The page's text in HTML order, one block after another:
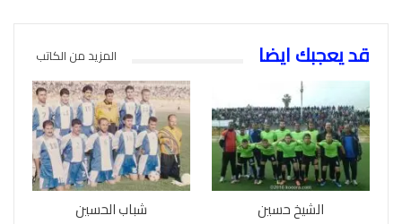
قد يعجبك ايضا المزيد من الكاتب
الشيخ حسين شباب الحسين